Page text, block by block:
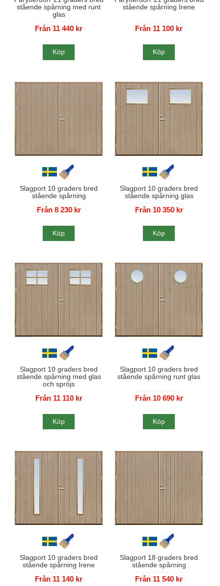
stående spårning med runt
glas
Från 11 440 kr
Köp
stående spårning Irene
Från 11 100 kr
Köp
Slagport 10 graders bred
stående spårning
Från 8 230 kr
Köp
Slagport 10 graders bred
stående spårning glas
Från 10 350 kr
Köp
Slagport 10 graders bred
stående spårning med glas
och spröjs
Från 11 110 kr
Köp
Slagport 10 graders bred
stående spårning runt glas
Från 10 690 kr
Köp
Slagport 10 graders bred
stående spårning Irene
Från 11 140 kr
Slagport 18 graders bred
stående spårning
Från 11 540 kr